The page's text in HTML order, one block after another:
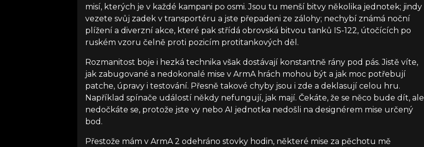
misí, kterých je v každé kampani po osmi. Jsou tu menší bitvy několika jednotek; jindy
vezete svůj zadek v transportéru a jste přepadeni ze zálohy; nechybí známá noční
plížení a diverzní akce, které pak střídá obrovská bitvou tanků IS-122, útočících po
ruském vzoru čelně proti pozicím protitankových děl.
Rozmanitost boje i hezká technika však dostávají konstantně rány pod pás. Jistě víte,
jak zabugované a nedokonalé mise v ArmA hrách mohou být a jak moc potřebují
patche, úpravy i testování. Přesně takové chyby jsou i zde a deklasují celou hru.
Například spínače událostí někdy nefungují, jak mají. Čekáte, že se něco bude dít, ale
nedočkáte se, protože jste vy nebo AI jednotka nedošli na designérem mise určený
bod.
Přestože mám v ArmA 2 odehráno stovky hodin, některé mise za pěchotu mě